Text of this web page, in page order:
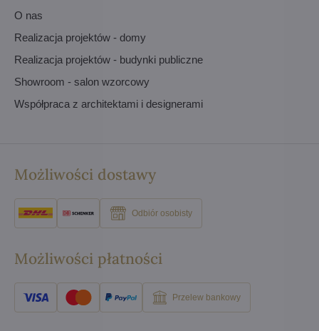
O nas
Realizacja projektów - domy
Realizacja projektów - budynki publiczne
Showroom - salon wzorcowy
Współpraca z architektami i designerami
Możliwości dostawy
Odbiór osobisty
Możliwości płatności
Przelew bankowy